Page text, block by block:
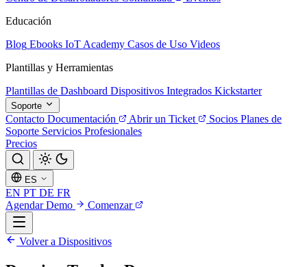
Educación
Blog Ebooks IoT Academy Casos de Uso Videos
Plantillas y Herramientas
Plantillas de Dashboard Dispositivos Integrados Kickstarter
Soporte
Contacto Documentación Abrir un Ticket Socios Planes de
Soporte Servicios Profesionales
Precios
ES
EN PT DE FR
Agendar Demo
Comenzar
Volver a Dispositivos